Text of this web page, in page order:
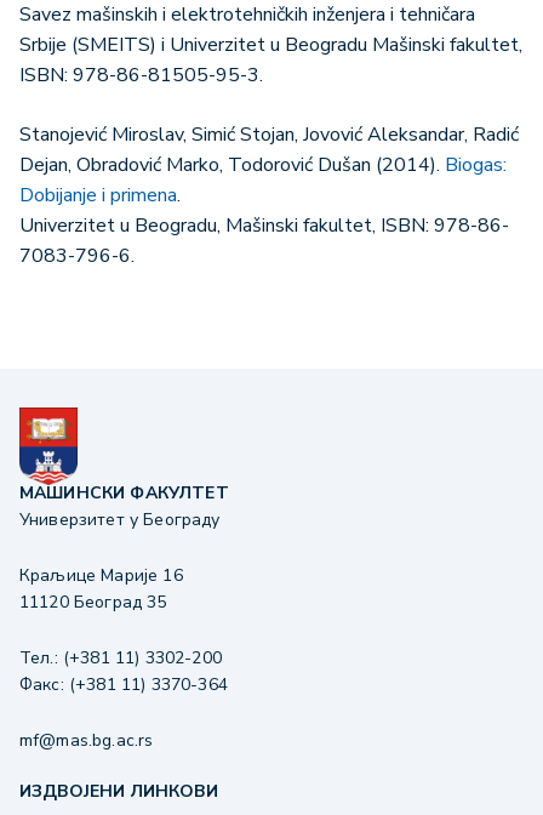
Savez mašinskih i elektrotehničkih inženjera i tehničara
Srbije (SMEITS) i Univerzitet u Beogradu Mašinski fakultet,
ISBN: 978-86-81505-95-3.
Stanojević Miroslav, Simić Stojan, Jovović Aleksandar, Radić
Dejan, Obradović Marko, Todorović Dušan (2014). Biogas:
Dobijanje i primena.
Univerzitet u Beogradu, Mašinski fakultet, ISBN: 978-86-
7083-796-6.
МАШИНСКИ ФАКУЛТЕТ
Универзитет у Београду
Краљице Марије 16
11120 Београд 35
Тел.: (+381 11) 3302-200
Факс: (+381 11) 3370-364
mf@mas.bg.ac.rs
ИЗДВОЈЕНИ ЛИНКОВИ